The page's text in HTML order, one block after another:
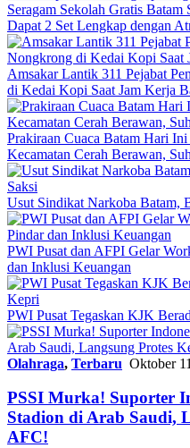
Seragam Sekolah Gratis
Dapat 2 Set Lengkap dengan
Amsakar Lantik 311 Pejabat
di Kedai Kopi Saat Jam Kerja
Prakiraan Cuaca Batam Hari
Kecamatan Cerah Berawan,
Usut Sindikat Narkoba Batam,
PWI Pusat dan AFPI Gelar
dan Inklusi Keuangan
PWI Pusat Tegaskan KJK
Olahraga, Terbaru Oktober
PSSI Murka! Suporter
Stadion di Arab Saudi,
AFC!